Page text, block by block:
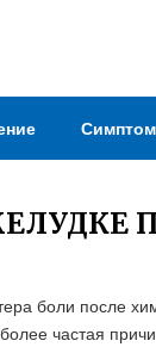
боли после
частая